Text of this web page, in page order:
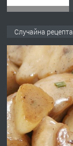
ПРЕДЛАГА
Случайна рецепта